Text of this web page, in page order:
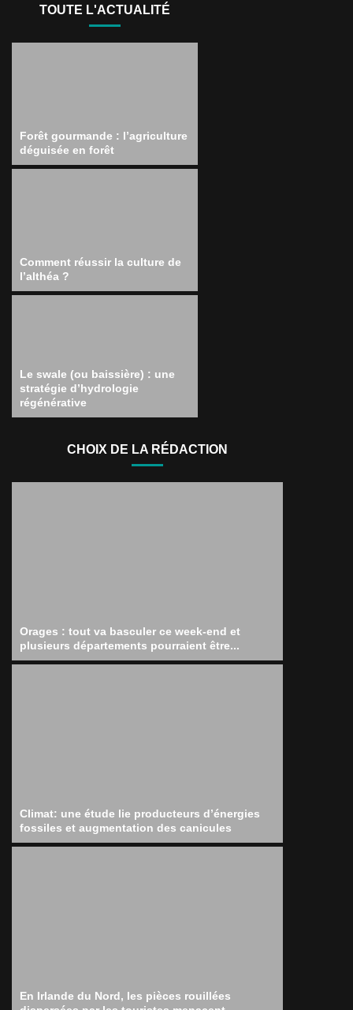
TOUTE L'ACTUALITÉ
Forêt gourmande : l’agriculture
déguisée en forêt
Comment réussir la culture de
l’althéa ?
Le swale (ou baissière) : une
stratégie d’hydrologie
régénérative
CHOIX DE LA RÉDACTION
Orages : tout va basculer ce week-end et
plusieurs départements pourraient être...
Climat: une étude lie producteurs d’énergies
fossiles et augmentation des canicules
En Irlande du Nord, les pièces rouillées